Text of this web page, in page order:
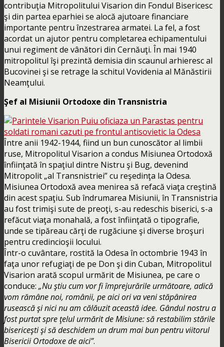
contribuţia Mitropolitului Visarion din Fondul Bisericesc
şi din partea eparhiei se alocă ajutoare financiare
importante pentru înzestrarea armatei. La fel, a fost
acordat un ajutor pentru completarea echipamentului
unui regiment de vânători din Cernăuţi. În mai 1940
mitropolitul îşi prezintă demisia din scaunul arhieresc al
Bucovinei şi se retrage la schitul Vovidenia al Mănăstirii
Neamţului.
Şef al Misiunii Ortodoxe din Transnistria
Între anii 1942-1944, fiind un bun cunoscător al limbii
ruse, Mitropolitul Visarion a condus Misiunea Ortodoxă
înfiinţată în spaţiul dintre Nistru şi Bug, devenind
Mitropolit „al Transnistriei” cu reşedinţa la Odesa.
Misiunea Ortodoxă avea menirea să refacă viaţa creştină
din acest spaţiu. Sub îndrumarea Misiunii, în Transnistria
au fost trimişi sute de preoţi, s-au redeschis biserici, s-a
refăcut viaţa monahală, a fost înfiinţată o tipografie,
unde se tipăreau cărţi de rugăciune şi diverse broşuri
pentru credincioşii locului.
Într-o cuvântare, rostită la Odesa în octombrie 1943 în
faţa unor refugiaţi de pe Don şi din Cuban, Mitropolitul
Visarion arată scopul urmărit de Misiunea, pe care o
conduce: „Nu ştiu cum vor fi împrejurările următoare, adică
vom rămâne noi, românii, pe aici ori va veni stăpânirea
rusească şi nici nu am călăuzit această idee. Gândul nostru a
fost purtat spre ţelul urmărit de Misiune: să restabilim stările
bisericeşti şi să deschidem un drum mai bun pentru viitorul
Bisericii Ortodoxe de aici”.